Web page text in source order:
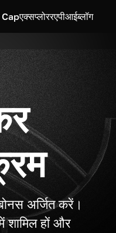
एक्सप्लोररएपीआईब्लॉग
अर्जित करें।
शामिल हों और